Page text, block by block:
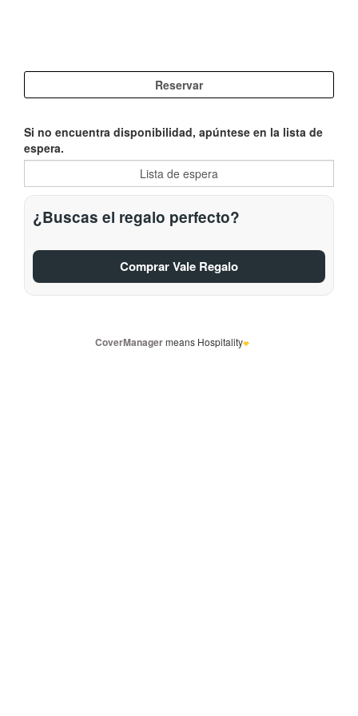
Si no encuentra disponibilidad, apúntese en la lista de
espera.
¿Buscas el regalo perfecto?
Comprar Vale Regalo
CoverManagermeans Hospitality